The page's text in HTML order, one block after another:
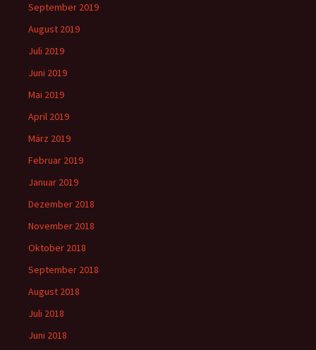
September 2019
August 2019
Juli 2019
Juni 2019
Mai 2019
April 2019
März 2019
Februar 2019
Januar 2019
Dezember 2018
November 2018
Oktober 2018
September 2018
August 2018
Juli 2018
Juni 2018